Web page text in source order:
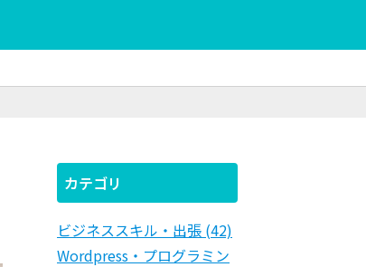
カテゴリ
ビジネススキル・出張 (42)
Wordpress・プログラミン